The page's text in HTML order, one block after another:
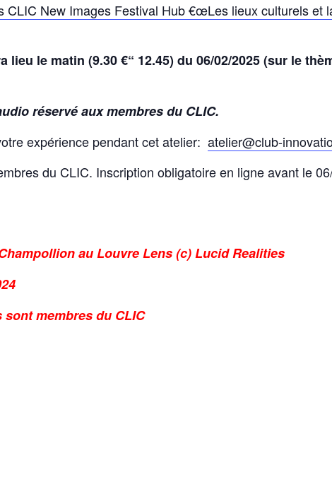
CLIC New Images Festival Hub €œLes lieux culturels et
lieu le matin (9.30 €“ 12.45) du 06/02/2025 (sur le
réservé aux membres du CLIC.
expérience pendant cet atelier: atelier@club-
du CLIC. Inscription obligatoire en ligne avant le
au Louvre Lens (c) Lucid Realities
membres du CLIC